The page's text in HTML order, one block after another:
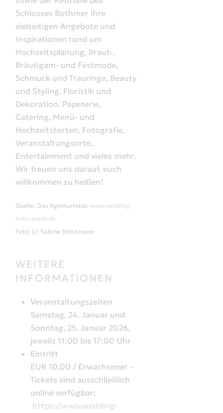
Schlosses Bothmer ihre
vielseitigen Angebote und
Inspirationen rund um
Hochzeitsplanung, Braut-,
Bräutigam- und Festmode,
Schmuck und Trauringe, Beauty
und Styling, Floristik und
Dekoration, Papeterie,
Catering, Menü- und
Hochzeitstorten, Fotografie,
Veranstaltungsorte,
Entertainment und vieles mehr.
Wir freuen uns darauf, euch
willkommen zu heißen!
Quelle: Das AgenturHaus, www.wedding-
bells-event.de
Foto: (c) Sabine Stöckmann
WEITERE
INFORMATIONEN
Veranstaltungszeiten
Samstag, 24. Januar und
Sonntag, 25. Januar 2026,
jeweils 11:00 bis 17:00 Uhr
Eintritt
EUR 10,00 / Erwachsener -
Tickets sind ausschließlich
online verfügbar:
https://www.wedding-